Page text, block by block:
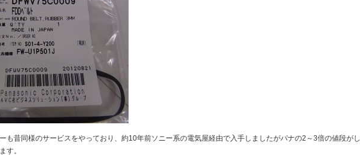
も昔同様のサービスをやっており、約10年前ソニー系の電気屋経由で入手しましたがパナの2～3倍の値段がし
す。